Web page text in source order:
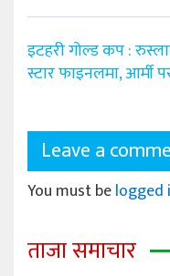
Post
navigation
इटहरी गोल्ड कप :
स्टार फाइनलमा, आर्मी
Leave a
You must belogged
ताजा समाचार